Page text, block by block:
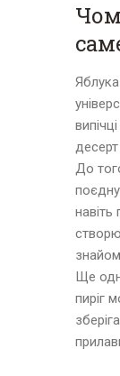
Яблука
До
Ще
пиріг